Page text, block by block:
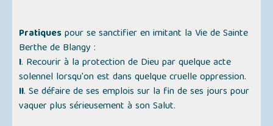
Pratiquespour se sanctifier en imitant la Vie de Sainte
Berthe de Blangy :
I. Recourir à la protection de Dieu par quelque acte
solennel lorsqu'on est dans quelque cruelle oppression.
II. Se défaire de ses emplois sur la fin de ses jours pour
vaquer plus sérieusement à son Salut.